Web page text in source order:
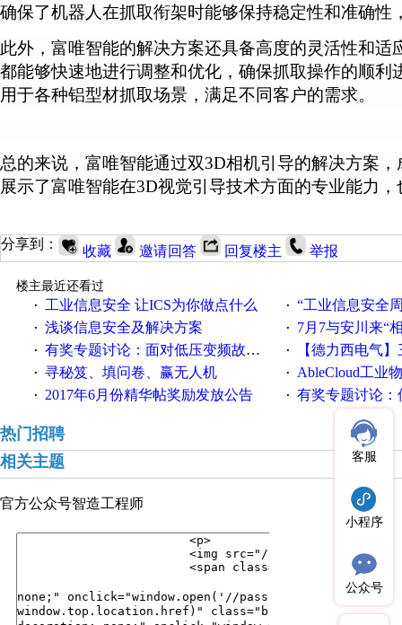
确保了机器人在抓取衔架时能够保持稳定性和准确
此外，富唯智能的解决方案还具备高度的灵活性和
都能够快速地进行调整和优化，确保抓取操作的顺
用于各种铝型材抓取场景，满足不同客户的需求。
总的来说，富唯智能通过双3D相机引导的解决方案
展示了富唯智能在3D视觉引导技术方面的专业能力
分享到： 收藏 邀请回答 回复楼主 举报
楼主最近还看过
·
工业信息安全 让ICS为你做点什么 · “工业信息安全周之我见”
· 浅谈信息安全及解决方案 · 7月7与安川来“
· 有奖专题讨论：面对低压变频故障，老手是这样解决的！ · 【德力西电气】三
· 寻秘笈、填问卷、赢无人机 · AbleCloud工业物联
· 2017年6月份精华帖奖励发放公告 · 有奖专题讨论：伺服选择
热门招聘
相关主题
官方公众号智造工程师
客服
小程序
公众号